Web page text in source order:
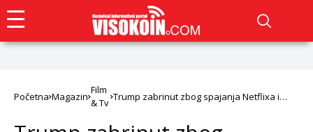
Početna Magazin
Film
& Tv
Trump zabrinut zbog spajanja Netflixa i